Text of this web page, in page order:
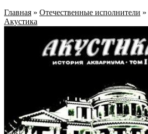
Главная » Отечественные исполнители »
Акустика